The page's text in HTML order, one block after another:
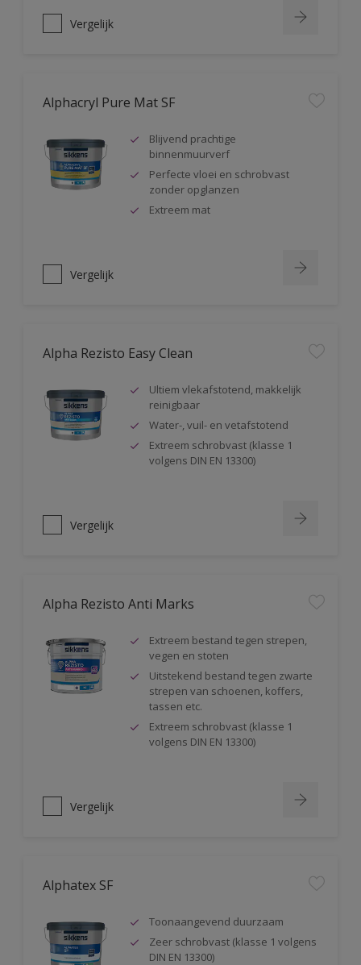
Vergelijk
Alphacryl Pure Mat SF
Blijvend prachtige
binnenmuurverf
Perfecte vloei en schrobvast
zonder opglanzen
Extreem mat
Vergelijk
Alpha Rezisto Easy Clean
Ultiem vlekafstotend, makkelijk
reinigbaar
Water-, vuil- en vetafstotend
Extreem schrobvast (klasse 1
volgens DIN EN 13300)
Vergelijk
Alpha Rezisto Anti Marks
Extreem bestand tegen strepen,
vegen en stoten
Uitstekend bestand tegen zwarte
strepen van schoenen, koffers,
tassen etc.
Extreem schrobvast (klasse 1
volgens DIN EN 13300)
Vergelijk
Alphatex SF
Toonaangevend duurzaam
Zeer schrobvast (klasse 1 volgens
DIN EN 13300)